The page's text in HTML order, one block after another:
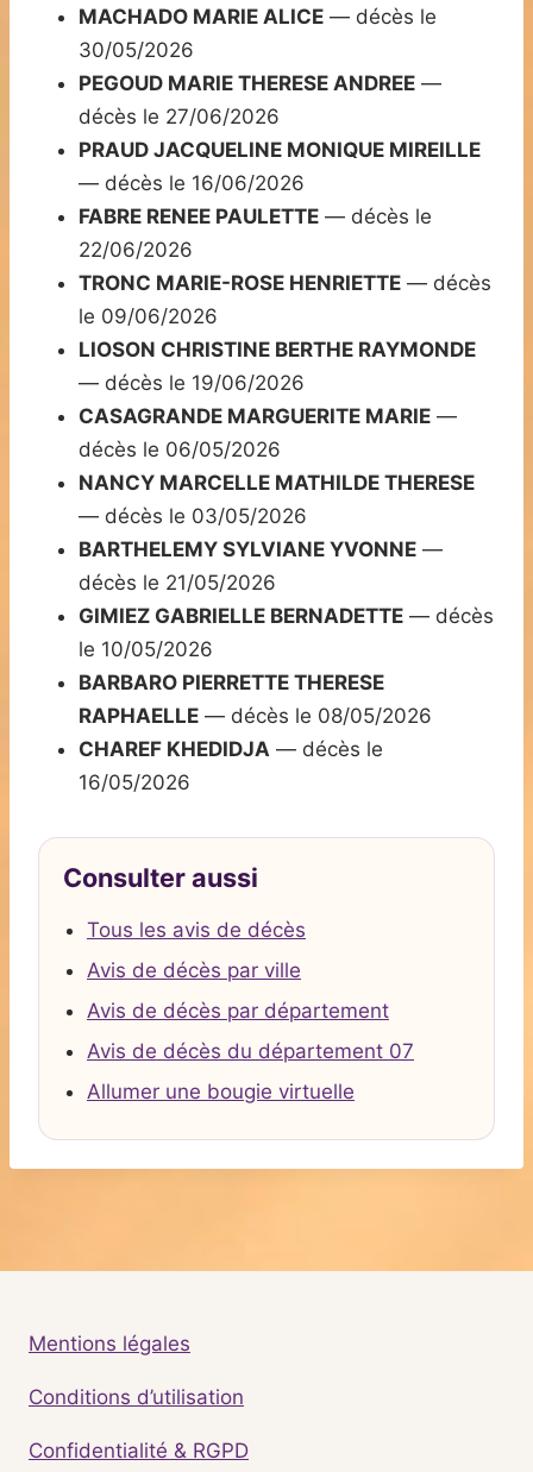
MACHADO MARIE ALICE — décès le
30/05/2026
PEGOUD MARIE THERESE ANDREE —
décès le 27/06/2026
PRAUD JACQUELINE MONIQUE MIREILLE
— décès le 16/06/2026
FABRE RENEE PAULETTE — décès le
22/06/2026
TRONC MARIE-ROSE HENRIETTE — décès
le 09/06/2026
LIOSON CHRISTINE BERTHE RAYMONDE
— décès le 19/06/2026
CASAGRANDE MARGUERITE MARIE —
décès le 06/05/2026
NANCY MARCELLE MATHILDE THERESE
— décès le 03/05/2026
BARTHELEMY SYLVIANE YVONNE —
décès le 21/05/2026
GIMIEZ GABRIELLE BERNADETTE — décès
le 10/05/2026
BARBARO PIERRETTE THERESE
RAPHAELLE — décès le 08/05/2026
CHAREF KHEDIDJA — décès le
16/05/2026
Consulter aussi
Tous les avis de décès
Avis de décès par ville
Avis de décès par département
Avis de décès du département 07
Allumer une bougie virtuelle
Mentions légales
Conditions d’utilisation
Confidentialité & RGPD